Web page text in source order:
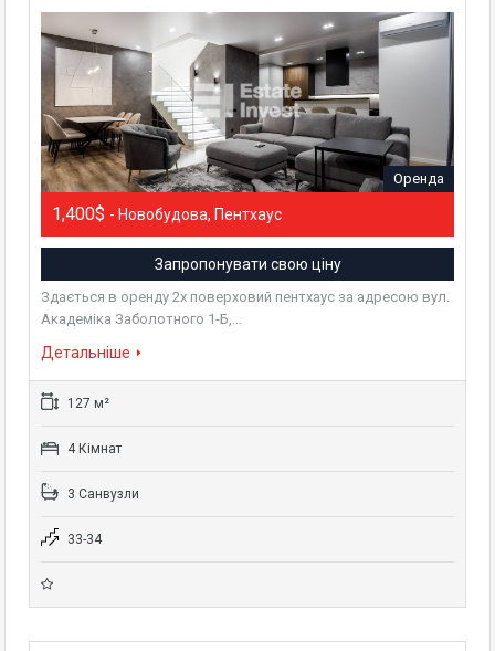
Оренда
1,400$ - Новобудова, Пентхаус
Запропонувати свою ціну
Здається в оренду 2х поверховий пентхаус за адресою вул.
Академіка Заболотного 1-Б,…
Детальніше
127 м²
4 Кімнат
3 Санвузли
33-34